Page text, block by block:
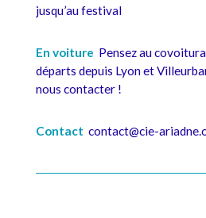
jusqu’au festival
En voiture Pensez au
départs depuis Lyon et
nous contacter !
Contact contact@cie-